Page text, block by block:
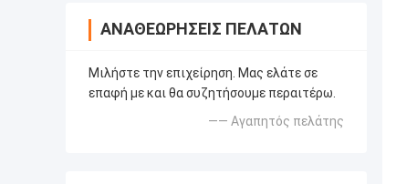
ΑΝΑΘΕΩΡΉΣΕΙΣ ΠΕΛΑΤΏΝ
Μιλήστε την επιχείρηση. Μας ελάτε σε
επαφή με και θα συζητήσουμε περαιτέρω.
—— Αγαπητός πελάτης